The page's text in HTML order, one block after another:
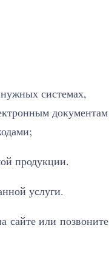
системах,
документам
продукции.
услуги.
сайте или позвоните